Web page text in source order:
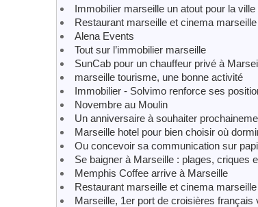
Immobilier marseille un atout pour la
Restaurant marseille et cinema
Alena Events
Tout sur l’immobilier marseille
SunCab pour un chauffeur privé à
marseille tourisme, une bonne activité
Immobilier - Solvimo renforce ses
Novembre au Moulin
Un anniversaire à souhaiter
Marseille hotel pour bien choisir où
Ou concevoir sa communication sur
Se baigner à Marseille : plages, criques
Memphis Coffee arrive à Marseille
Restaurant marseille et cinema
Marseille, 1er port de croisières français